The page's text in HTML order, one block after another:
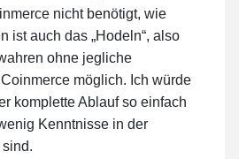
nicht benötigt, wie
ist auch das „Hodeln“, also
ohne jegliche
möglich. Ich würde
komplette Ablauf so einfach
Kenntnisse in der